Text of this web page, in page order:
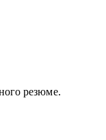
резюме.